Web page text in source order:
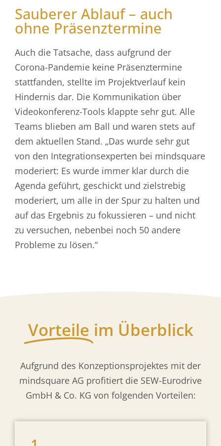
Sauberer Ablauf – auch
ohne Präsenztermine
Auch die Tatsache, dass aufgrund der
Corona-Pandemie keine Präsenztermine
stattfanden, stellte im Projektverlauf kein
Hindernis dar. Die Kommunikation über
Videokonferenz-Tools klappte sehr gut. Alle
Teams blieben am Ball und waren stets auf
dem aktuellen Stand. „Das wurde sehr gut
von den Integrationsexperten bei mindsquare
moderiert: Es wurde immer klar durch die
Agenda geführt, geschickt und zielstrebig
moderiert, um alle in der Spur zu halten und
auf das Ergebnis zu fokussieren – und nicht
zu versuchen, nebenbei noch 50 andere
Probleme zu lösen.“
Vorteile im Überblick
Aufgrund des Konzeptionsprojektes mit der
mindsquare AG profitiert die SEW-Eurodrive
GmbH & Co. KG von folgenden Vorteilen: